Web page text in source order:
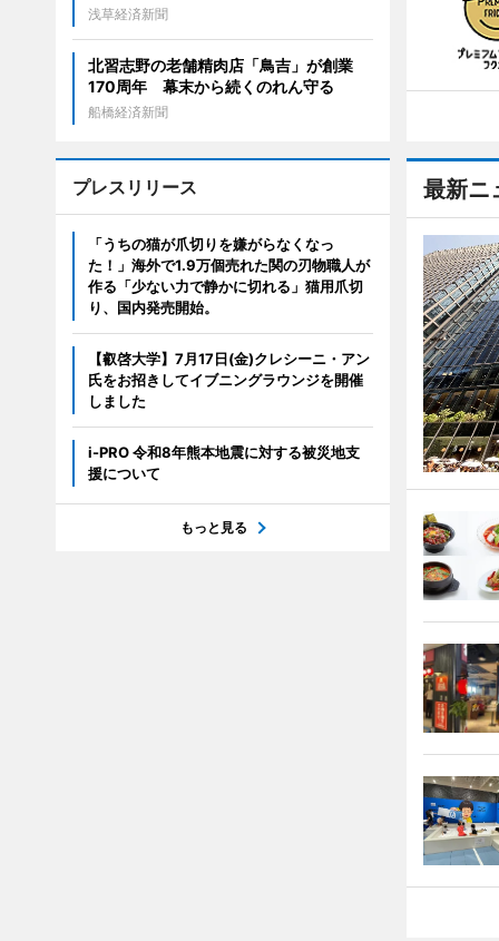
最新ニ
浅草経済新聞
北習志野の老舗精肉店「鳥吉」が創業
170周年 幕末から続くのれん守る
船橋経済新聞
プレスリリース
「うちの猫が爪切りを嫌がらなくなっ
た！」海外で1.9万個売れた関の刃物職人が
作る「少ない力で静かに切れる」猫用爪切
り、国内発売開始。
【叡啓大学】7月17日(金)クレシーニ・アン
氏をお招きしてイブニングラウンジを開催
しました
i-PRO 令和8年熊本地震に対する被災地支
援について
もっと見る